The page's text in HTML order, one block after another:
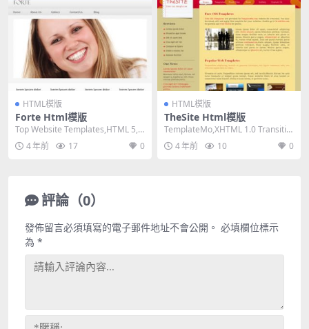
HTML模版
Forte Html模版
Top Website Templates,HTML 5,R
esponsive,...
4 年前 17 0
HTML模版
TheSite Html模版
TemplateMo,XHTML 1.0 Transitio
nal,Fixed ...
4 年前 10 0
評論（0）
發佈留言必須填寫的電子郵件地址不會公開。 必填欄位標示
為 *